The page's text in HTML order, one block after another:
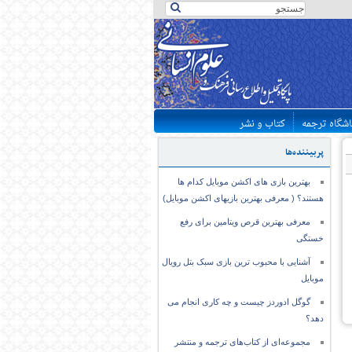
ترجمه کتاب و نشر
پربیننده‌ها
بهترین بازی های اکشن موبایل کدام ها
هستند؟ ( معرفی بهترین بازیهای اکشن موبایل)
معرفی بهترین قرص ویتامین برای رفع
خستگی
آشنایی با محبوب ترین بازی سبک بتل رویال
موبایل
گوگل ادوردز چیست و چه کاری انجام می
دهد؟
مجموعه‌ای از کتاب‌های ترجمه و منتشر